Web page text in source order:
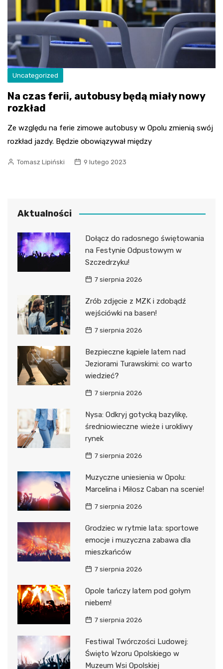
Uncategorized
Na czas ferii, autobusy będą miały nowy
rozkład
Ze względu na ferie zimowe autobusy w Opolu zmienią swój
rozkład jazdy. Będzie obowiązywał między
Tomasz Lipiński 9 lutego 2023
Aktualności
Dołącz do radosnego świętowania
na Festynie Odpustowym w
Szczedrzyku!
7 sierpnia 2026
Zrób zdjęcie z MZK i zdobądź
wejściówki na basen!
7 sierpnia 2026
Bezpieczne kąpiele latem nad
Jeziorami Turawskimi: co warto
wiedzieć?
7 sierpnia 2026
Nysa: Odkryj gotycką bazylikę,
średniowieczne wieże i urokliwy
rynek
7 sierpnia 2026
Muzyczne uniesienia w Opolu:
Marcelina i Miłosz Caban na scenie!
7 sierpnia 2026
Grodziec w rytmie lata: sportowe
emocje i muzyczna zabawa dla
mieszkańców
7 sierpnia 2026
Opole tańczy latem pod gołym
niebem!
7 sierpnia 2026
Festiwal Twórczości Ludowej:
Święto Wzoru Opolskiego w
Muzeum Wsi Opolskiej